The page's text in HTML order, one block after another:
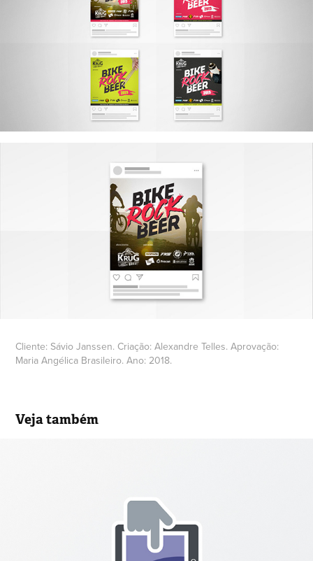
Cliente: Sávio Janssen. Criação: Alexandre Telles.Aprovação:
Maria Angélica Brasileiro.Ano:2018.
Veja também